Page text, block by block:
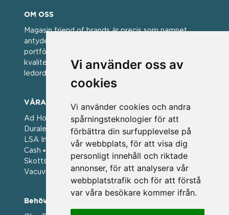
Vi använder oss av
cookies
Vi använder cookies och andra
spårningsteknologier för att
förbättra din surfupplevelse på
vår webbplats, för att visa dig
personligt innehåll och riktade
annonser, för att analysera vår
webbplatstrafik och för att förstå
var våra besökare kommer ifrån.
OM OSS
Magasin friend of brands är precis som namnet
antyder; en vän av varumärken. Vi har idag en stor
portfölj med välkända varumärken med hög
kvalitet. För oss har kvalitet alltid varit ett av
ledorden och som styrt vår verksamhet.
VÅRA VARUMÄRKEN
Ad Hoc ▪ Bialetti ▪ Cole & Mason ▪ Caps Me ▪
Duralex ▪ Forged ▪ G3 Ferrari ▪ Ken Hom ▪ Kilner ▪
LSA International ▪ Laguiole Style de Vie ▪ Mason
Cash ▪ Pintinox ▪ Plate-it ▪ Price and Kengsington ▪
Skottsberg ▪ Scandinavian Home ▪ Style de Vie ▪
Vacuvin ▪ Viners ▪ Zack ▪ Zyliss
Behöver du hjälp att beställa?